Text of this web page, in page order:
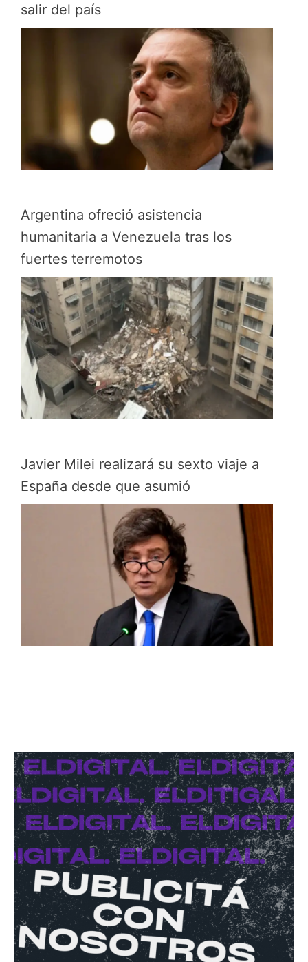
salir del país
Argentina ofreció asistencia
humanitaria a Venezuela tras los
fuertes terremotos
Javier Milei realizará su sexto viaje a
España desde que asumió